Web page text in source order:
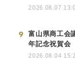
2026.08.07
9
富山県商工会
年記念祝賀会
2026.08.04